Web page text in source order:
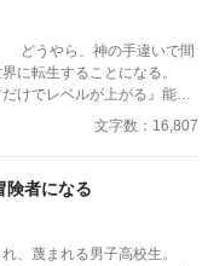
～
どうやら、神の手違いで間
界に転生することになる。
けでレベルが上がる』能力
文字数：16,807
険者になる
、蔑まれる男子高校生。